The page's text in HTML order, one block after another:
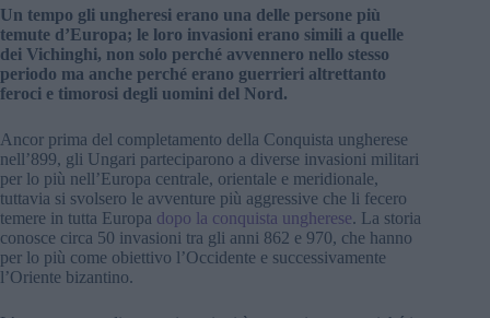
Un tempo gli ungheresi erano una delle persone più
temute d’Europa; le loro invasioni erano simili a quelle
dei Vichinghi, non solo perché avvennero nello stesso
periodo ma anche perché erano guerrieri altrettanto
feroci e timorosi degli uomini del Nord.
Ancor prima del completamento della Conquista ungherese
nell’899, gli Ungari parteciparono a diverse invasioni militari
per lo più nell’Europa centrale, orientale e meridionale,
tuttavia si svolsero le avventure più aggressive che li fecero
temere in tutta Europa dopo la conquista ungherese. La storia
conosce circa 50 invasioni tra gli anni 862 e 970, che hanno
per lo più come obiettivo l’Occidente e successivamente
l’Oriente bizantino.